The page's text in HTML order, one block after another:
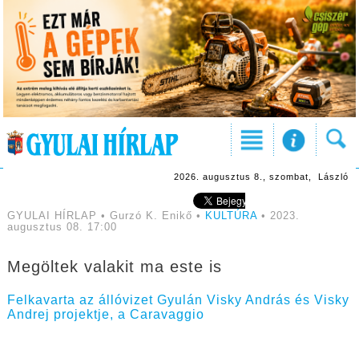
2026. augusztus 8., szombat, László
GYULAI HÍRLAP • Gurzó K. Enikő • KULTÚRA• 2023.
augusztus 08. 17:00
Megöltek valakit ma este is
Felkavarta az állóvizet Gyulán Visky András és Visky
Andrej projektje, a Caravaggio